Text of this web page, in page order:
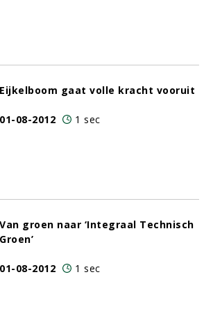
Eijkelboom gaat volle kracht vooruit
01-08-2012 1 sec
Van groen naar ‘Integraal Technisch
Groen’
01-08-2012 1 sec